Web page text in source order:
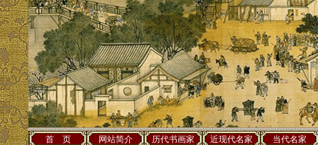
首 页 网站简介 历代书画家 近现代名家 当代名家